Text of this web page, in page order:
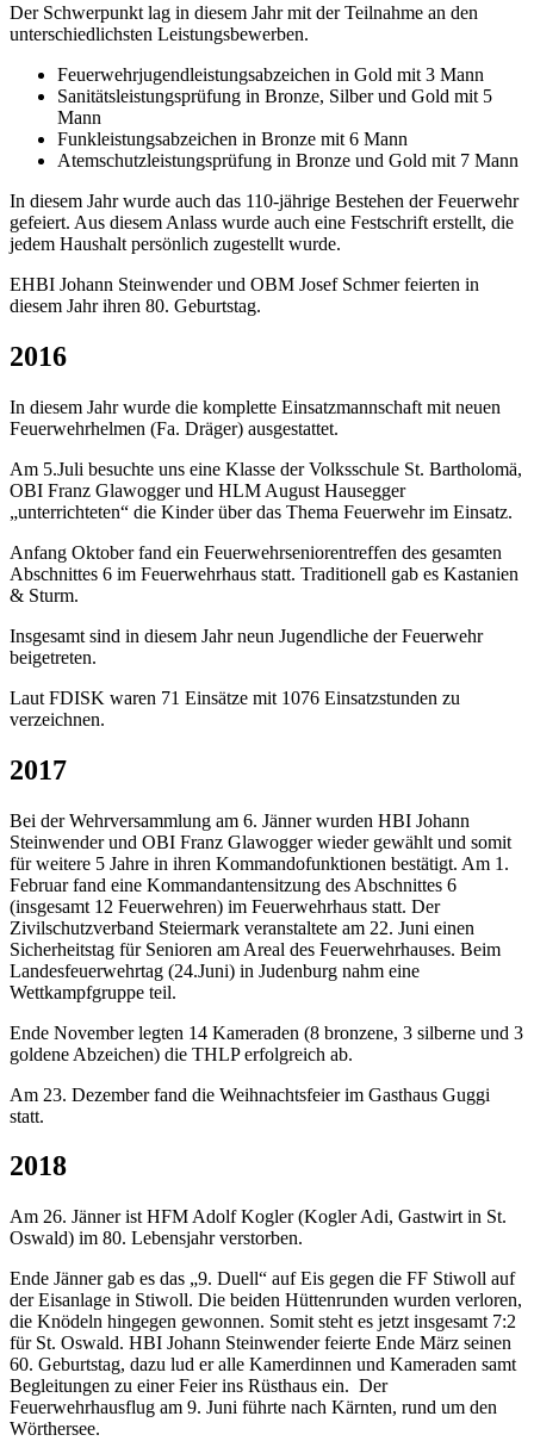
Der Schwerpunkt lag in diesem Jahr mit der Teilnahme an den
unterschiedlichsten Leistungsbewerben.
Feuerwehrjugendleistungsabzeichen in Gold mit 3 Mann
Sanitätsleistungsprüfung in Bronze, Silber und Gold mit 5
Mann
Funkleistungsabzeichen in Bronze mit 6 Mann
Atemschutzleistungsprüfung in Bronze und Gold mit 7 Mann
In diesem Jahr wurde auch das 110-jährige Bestehen der Feuerwehr
gefeiert. Aus diesem Anlass wurde auch eine Festschrift erstellt, die
jedem Haushalt persönlich zugestellt wurde.
EHBI Johann Steinwender und OBM Josef Schmer feierten in
diesem Jahr ihren 80. Geburtstag.
2016
In diesem Jahr wurde die komplette Einsatzmannschaft mit neuen
Feuerwehrhelmen (Fa. Dräger) ausgestattet.
Am 5.Juli besuchte uns eine Klasse der Volksschule St. Bartholomä,
OBI Franz Glawogger und HLM August Hausegger
„unterrichteten“ die Kinder über das Thema Feuerwehr im Einsatz.
Anfang Oktober fand ein Feuerwehrseniorentreffen des gesamten
Abschnittes 6 im Feuerwehrhaus statt. Traditionell gab es Kastanien
& Sturm.
Insgesamt sind in diesem Jahr neun Jugendliche der Feuerwehr
beigetreten.
Laut FDISK waren 71 Einsätze mit 1076 Einsatzstunden zu
verzeichnen.
2017
Bei der Wehrversammlung am 6. Jänner wurden HBI Johann
Steinwender und OBI Franz Glawogger wieder gewählt und somit
für weitere 5 Jahre in ihren Kommandofunktionen bestätigt. Am 1.
Februar fand eine Kommandantensitzung des Abschnittes 6
(insgesamt 12 Feuerwehren) im Feuerwehrhaus statt. Der
Zivilschutzverband Steiermark veranstaltete am 22. Juni einen
Sicherheitstag für Senioren am Areal des Feuerwehrhauses. Beim
Landesfeuerwehrtag (24.Juni) in Judenburg nahm eine
Wettkampfgruppe teil.
Ende November legten 14 Kameraden (8 bronzene, 3 silberne und 3
goldene Abzeichen) die THLP erfolgreich ab.
Am 23. Dezember fand die Weihnachtsfeier im Gasthaus Guggi
statt.
2018
Am 26. Jänner ist HFM Adolf Kogler (Kogler Adi, Gastwirt in St.
Oswald) im 80. Lebensjahr verstorben.
Ende Jänner gab es das „9. Duell“ auf Eis gegen die FF Stiwoll auf
der Eisanlage in Stiwoll. Die beiden Hüttenrunden wurden verloren,
die Knödeln hingegen gewonnen. Somit steht es jetzt insgesamt 7:2
für St. Oswald. HBI Johann Steinwender feierte Ende März seinen
60. Geburtstag, dazu lud er alle Kamerdinnen und Kameraden samt
Begleitungen zu einer Feier ins Rüsthaus ein. Der
Feuerwehrhausflug am 9. Juni führte nach Kärnten, rund um den
Wörthersee.